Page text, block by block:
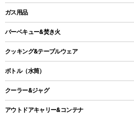
ロッジ型・オリジナルテント
タープ
スクエアタープ（レクタタープ）
メッシュタープ
自立式タープ
レジャーシート
LEDランタン
ガスランタン
オイルランタン
LEDライト
ヘッドライト
キャンドル
ガス用品
ガスバーナー
ガス缶
ガストーチ、ライター
バーベキュー&焚き火
バーベキューコンロ、グリル
焚き火台タイプ（ロースタイル）グリル
卓上タイプグリル
パーティータイプグリル
クッキング&テーブルウェア
ダッチオーブン
ホットサンドメーカー
ボトル（水筒）
ステンレスボトル
クーラー&ジャグ
クーラーボックス
アウトドアキャリー&コンテナ